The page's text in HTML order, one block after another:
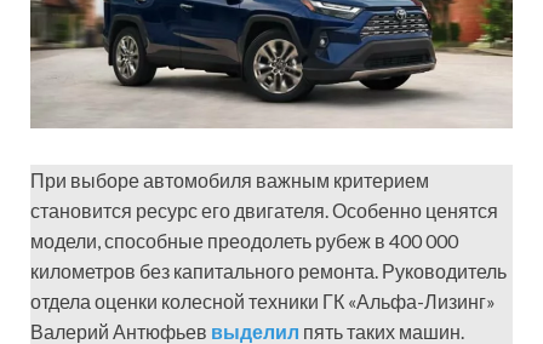
При выборе автомобиля важным критерием
становится ресурс его двигателя. Особенно ценятся
модели, способные преодолеть рубеж в 400 000
километров без капитального ремонта. Руководитель
отдела оценки колесной техники ГК «Альфа-Лизинг»
Валерий Антюфьев выделил пять таких машин.